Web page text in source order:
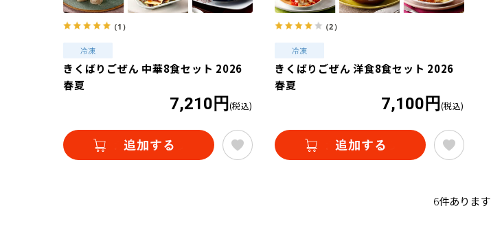
（1）
きくばりごぜん 中華8食セット 2026
春夏
7,210円 (税込)
（2）
きくばりごぜん 洋食8食セット 2026
春夏
7,100円 (税込)
6件あります